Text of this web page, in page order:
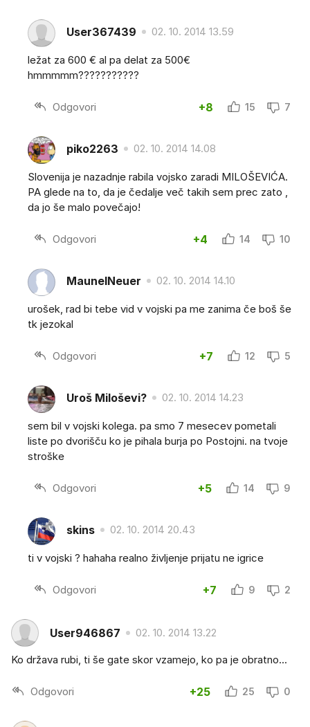
User367439 02. 10. 2014 13.59
ležat za 600 € al pa delat za 500€
hmmmmm???????????
Odgovori +8 15 7
piko2263 02. 10. 2014 14.08
Slovenija je nazadnje rabila vojsko zaradi MILOŠEVIĆA.
PA glede na to, da je čedalje več takih sem prec zato ,
da jo še malo povečajo!
Odgovori +4 14 10
MaunelNeuer 02. 10. 2014 14.10
urošek, rad bi tebe vid v vojski pa me zanima če boš še
tk jezokal
Odgovori +7 12 5
Uroš Miloševi? 02. 10. 2014 14.23
sem bil v vojski kolega. pa smo 7 mesecev pometali
liste po dvorišču ko je pihala burja po Postojni. na tvoje
stroške
Odgovori +5 14 9
skins 02. 10. 2014 20.43
ti v vojski ? hahaha realno življenje prijatu ne igrice
Odgovori +7 9 2
User946867 02. 10. 2014 13.22
Ko država rubi, ti še gate skor vzamejo, ko pa je obratno...
Odgovori +25 25 0